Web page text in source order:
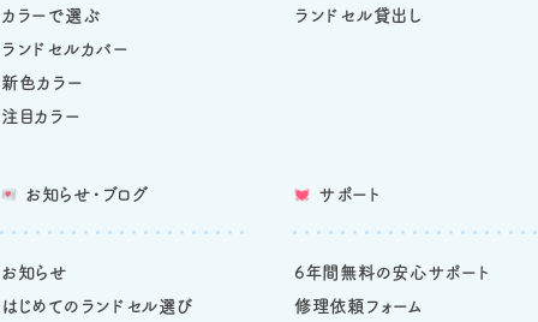
カラーで選ぶ
ランドセルカバー
新色カラー
注目カラー
ランドセル貸出し
お知らせ・ブログ
お知らせ
はじめてのランドセル選び
サポート
6年間無料の安心サポート
修理依頼フォーム